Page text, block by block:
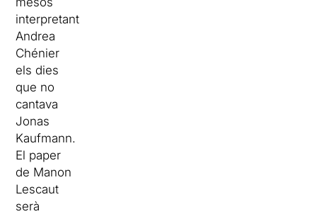
interpretant
Andrea
Chénier
els dies
que no
cantava
Jonas
Kaufmann.
El paper
de Manon
Lescaut
serà